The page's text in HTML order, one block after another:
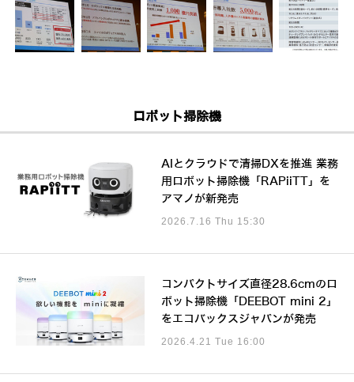
ロボット掃除機
AIとクラウドで清掃DXを推進 業務
用ロボット掃除機「RAPiiTT」を
アマノが新発売
2026.7.16 Thu 15:30
コンパクトサイズ直径28.6cmのロ
ボット掃除機「DEEBOT mini 2」
をエコバックスジャパンが発売
2026.4.21 Tue 16:00